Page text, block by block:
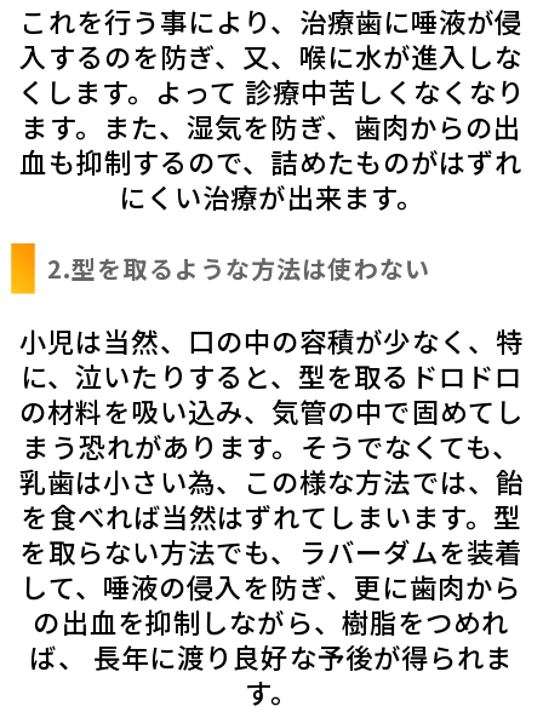
これを行う事により、治療歯に唾液が侵
入するのを防ぎ、又、喉に水が進入しな
くします。よって 診療中苦しくなくなり
ます。また、湿気を防ぎ、歯肉からの出
血も抑制するので、詰めたものがはずれ
にくい治療が出来ます。
2.型を取るような方法は使わない
小児は当然、口の中の容積が少なく、特
に、泣いたりすると、型を取るドロドロ
の材料を吸い込み、気管の中で固めてし
まう恐れがあります。そうでなくても、
乳歯は小さい為、この様な方法では、飴
を食べれば当然はずれてしまいます。型
を取らない方法でも、ラバーダムを装着
して、唾液の侵入を防ぎ、更に歯肉から
の出血を抑制しながら、樹脂をつめれ
ば、 長年に渡り良好な予後が得られま
す。